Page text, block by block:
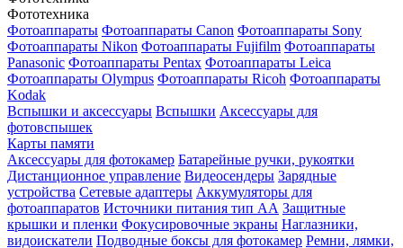
Фототехника
Фотоаппараты Фотоаппараты Canon Фотоаппараты Sony
Фотоаппараты Nikon Фотоаппараты Fujifilm Фотоаппараты
Panasonic Фотоаппараты Pentax Фотоаппараты Leica
Фотоаппараты Olympus Фотоаппараты Ricoh Фотоаппараты
Kodak
Вспышки и аксессуары Вспышки Аксессуары для
фотовспышек
Карты памяти
Аксессуары для фотокамер Батарейные ручки, рукоятки
Дистанционное управление Видеосендеры Зарядные
устройства Сетевые адаптеры Аккумуляторы для
фотоаппаратов Источники питания тип АА Защитные
крышки и пленки Фокусировочные экраны Наглазники,
видоискатели Подводные боксы для фотокамер Ремни, лямки,